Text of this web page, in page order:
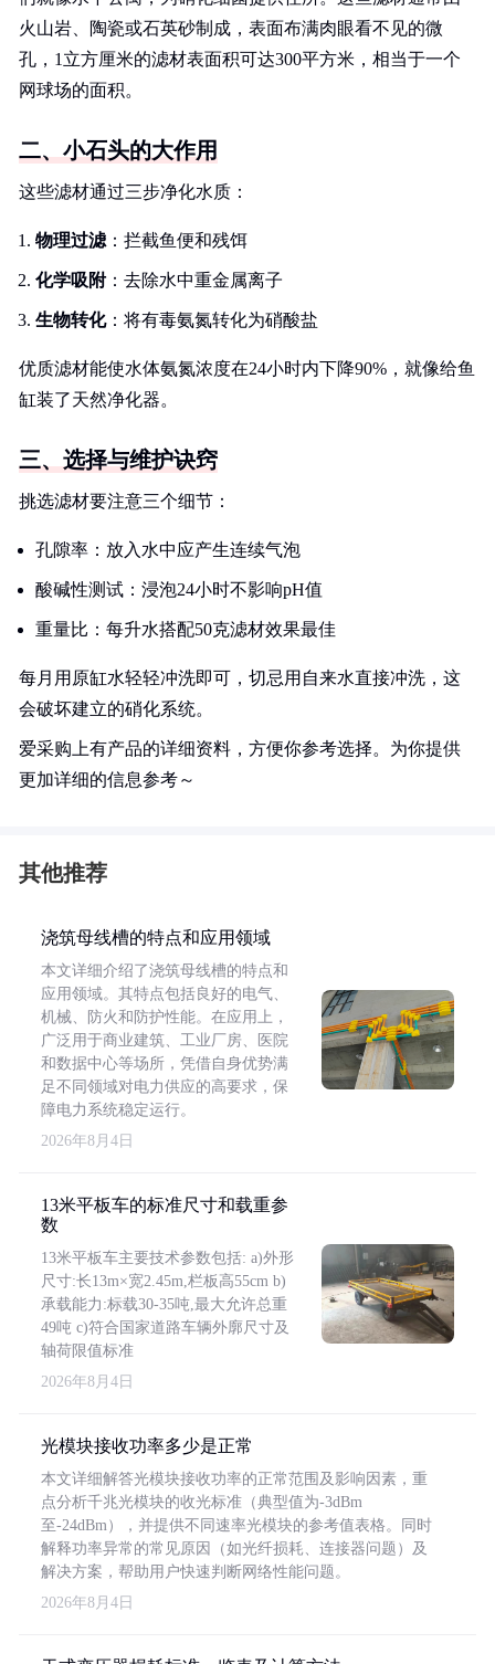
火山岩、陶瓷或石英砂制成，表面布满肉眼看不见的微
孔，1立方厘米的滤材表面积可达300平方米，相当于一个
网球场的面积。
二、小石头的大作用
这些滤材通过三步净化水质：
物理过滤 ：拦截鱼便和残饵
化学吸附：去除水中重金属离子
生物转化：将有毒氨氮转化为硝酸盐
优质滤材能使水体氨氮浓度在24小时内下降90%，就像给鱼
缸装了天然净化器。
三、选择与维护诀窍
挑选滤材要注意三个细节：
孔隙率：放入水中应产生连续气泡
酸碱性测试：浸泡24小时不影响pH值
重量比：每升水搭配50克滤材效果最佳
每月用原缸水轻轻冲洗即可，切忌用自来水直接冲洗，这
会破坏建立的硝化系统。
爱采购上有产品的详细资料，方便你参考选择。为你提供
更加详细的信息参考～
其他推荐
浇筑母线槽的特点和应用领域
本文详细介绍了浇筑母线槽的特点和
应用领域。其特点包括良好的电气、
机械、防火和防护性能。在应用上，
广泛用于商业建筑、工业厂房、医院
和数据中心等场所，凭借自身优势满
足不同领域对电力供应的高要求，保
障电力系统稳定运行。
2026年8月4日
13米平板车的标准尺寸和载重参
数
13米平板车主要技术参数包括: a)外形
尺寸:长13m×宽2.45m,栏板高55cm b)
承载能力:标载30-35吨,最大允许总重
49吨 c)符合国家道路车辆外廓尺寸及
轴荷限值标准
2026年8月4日
光模块接收功率多少是正常
本文详细解答光模块接收功率的正常范围及影响因素，重
点分析千兆光模块的收光标准（典型值为-3dBm
至-24dBm），并提供不同速率光模块的参考值表格。同时
解释功率异常的常见原因（如光纤损耗、连接器问题）及
解决方案，帮助用户快速判断网络性能问题。
2026年8月4日